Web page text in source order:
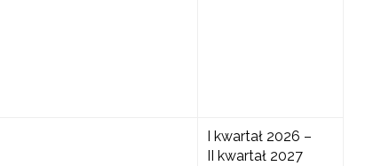
I kwartał 2026 –
II kwartał 2027